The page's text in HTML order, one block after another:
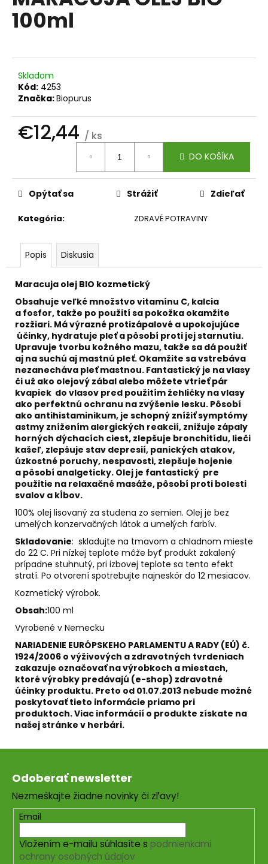
0,0
100ml
Skladom
Kód: 4253
Značka:Biopurus
€12,44 / ks
DO KOŠÍKA
Kategória: ZDRAVÉ POTRAVINY
Opýtať sa Strážiť Zdieľať
Popis Diskusia
Maracuja olej BIO kozmetický
Obsahuje veľké množstvo vitamínu C, kalcia
a fosfor, takže po použití sa pokožka okamžite
rozžiari. Má výrazné protizápalové a upokojujúce
účinky, hydratuje pleť a pôsobí proti jej starnutiu.
Upravuje tvorbu kožného mazu, takže sa dá použiť
aj na suchú aj mastnú pleť. Okamžite sa vstrebáva
nezanecháva pleť mastnou. Fantastický je na vlasy
či už ako olejový zábal alebo môžete vtrieť pár
kvapiek do vlasov pred použitím žehličky na vlasy
ako perfektnú ochranu na zvýšenie lesku. Pôsobí
ako antihistaminikum, je schopný znížiť symptómy
astmy znížením alergických reakcií, znižuje zápaly
horných dýchacích ciest, zlepšuje bronchitídu, lieči
kašeľ, zlepšuje stav depresií, panických atakov,
úzkostné poruchy, nespavosti, zlepšuje hojenie
a pôsobí analgeticky. Olej je fantastický pre
použitie na relaxačné masáže, pôsobí proti bolesti
svalov a kĺbov.
100% olej lisovaný za studena zo semien. Olej je bez
umelých konzervačných látok a umelých farbív.
Skladovanie: skladujte na tmavom a chladnom mieste
do 22 C. Pri nízkej teplote môže byť produkt zakalený
prípadne stuhnutý, pri izbovej teplote sa tento efekt
stratí. Po otvorení spotrebujte najneskôr do 12 mesiacov.
Kozmetický výrobok.
Obsah:100 ml
Vyrobené v Nemecku
NARIADENIE EURÓPSKEHO PARLAMENTU A RADY (EÚ) č.
1924/2006 o výživových a zdravotných tvrdeniach
zakazuje označovať na výrobkoch a miestach,
ktoré výrobky predávajú (e-shop) zdravotné
účinky produktu. Preto od 01.07.2013 nebude možné
poskytovať tieto informácie priamo pri
produktoch.Viac informácií o produkte získate na
našej stránke v herbári.
á
j
ť
?
O
p
č
a
m
e
ALFA
&
OMEGA
€59
Z
Odoberať newsletter
Nezmeškajte žiadne novinky či zľavy!
Email
Vložením e-mailu súhlasíte s podmienkami
ochrany osobných údajov